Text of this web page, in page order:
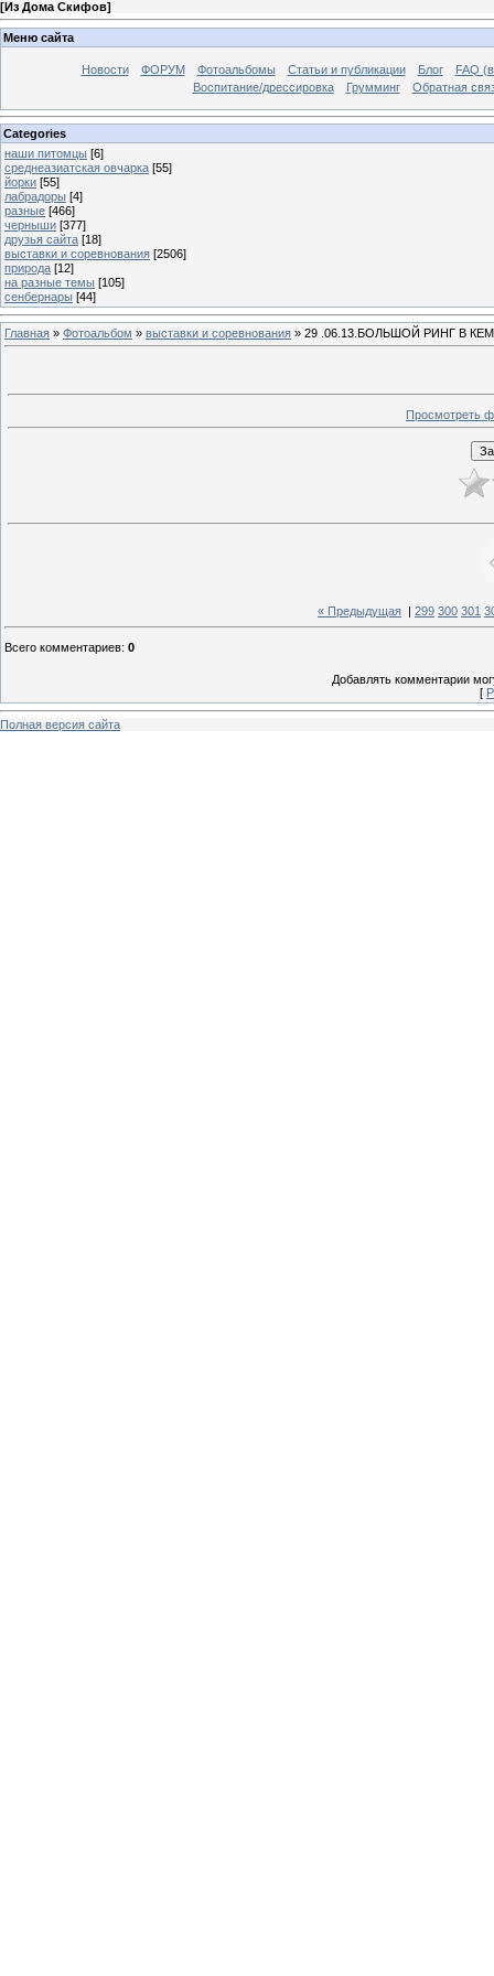
[Из Дома Скифов]
Меню сайта
Новости ФОРУМ Фотоальбомы Статьи и публикации Блог
FAQ
Воспитание/дрессировка
Грумминг Обратная
Categories
наши питомцы [6]
среднеазиатская овчарка [55]
йорки [55]
лабрадоры [4]
разные [466]
черныши [377]
друзья сайта [18]
выставки и соревнования [2506]
природа [12]
на разные темы [105]
сенбернары [44]
Главная » Фотоальбом » выставки и соревнования » 29 .06.13.БОЛЬШОЙ РИНГ В
Просмотреть
« Предыдущая | 299 300 301
Всего комментариев: 0
Добавлять комментарии
[
Полная версия сайта